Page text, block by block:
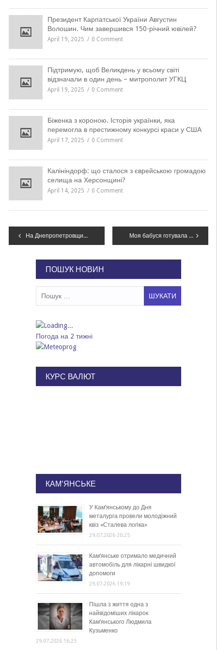
Президент Карпатської України Августин
Волошин. Чим завершився 150-річний ювілей?
April 19, 2025 0 Comment
Підтримую, щоб Великдень у всьому світі
відзначали в один день – митрополит УГКЦ
April 19, 2025 0 Comment
Біженка з короною. Історія українки, яка
перемогла в престижному конкурсі краси у США
April 17, 2025 0 Comment
Калініндорф: що сталося з єврейською громадою
селища на Херсонщині?
April 14, 2025 0 Comment
Навігація
На Днепропетровщине в течении нескольких часов тушили частный дом – ФОТО, ВИДЕО Моя бабуся готувала борщ інакше – посол Британії про улюблений борщ принцеси Діани
ПОШУК НОВИН
Погода на 2 тижні
КУРС ВАЛЮТ
КАМ'ЯНСЬКЕ
У Кам’янському до Дня
металурга провели молодіжний
квіз «Сталева логіка»
29.07.2026 20:25
Кам’янське отримало медичний
автомобіль для лікарні швидкої
допомоги
29.07.2026 19:19
Пішла з життя одна з
найвідоміших лікарок
Кам’янського Людмила
Кузьменко
29.07.2026 16:25